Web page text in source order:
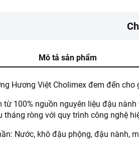
Mô tả sản phẩm
Hương Việt Cholimex đem đến
100% nguồn nguyên liệu đậu
tháng ròng với quy trình công nghệ
Nước, khô đậu phộng, đậu nành,